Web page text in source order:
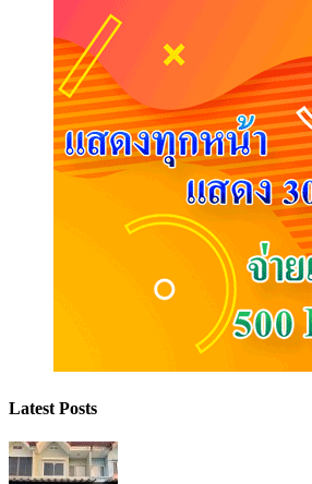
Latest Posts